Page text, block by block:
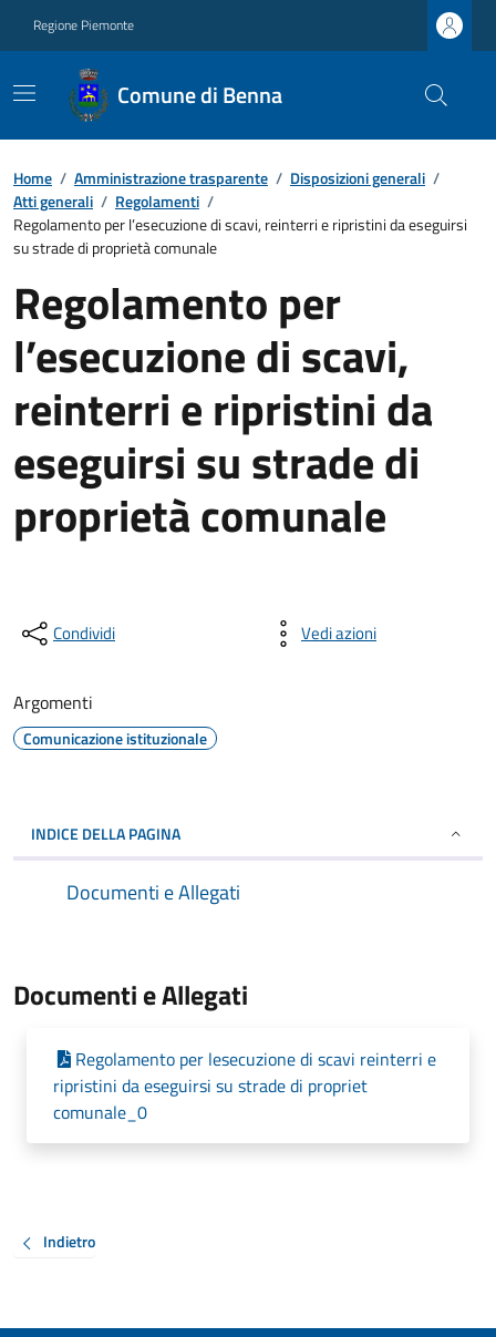
Regione Piemonte
Comune di Benna
Home / Amministrazione trasparente / Disposizioni generali /
Atti generali / Regolamenti /
Regolamento per l’esecuzione di scavi, reinterri e ripristini da eseguirsi
su strade di proprietà comunale
Regolamento per
l’esecuzione di scavi,
reinterri e ripristini da
eseguirsi su strade di
proprietà comunale
Condividi Vedi azioni
Argomenti
Comunicazione istituzionale
INDICE DELLA PAGINA
Documenti e Allegati
Documenti e Allegati
Regolamento per lesecuzione di scavi reinterri e
ripristini da eseguirsi su strade di propriet
comunale_0
Indietro